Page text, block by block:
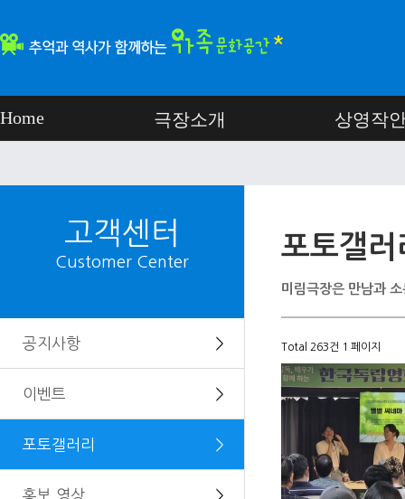
Home 극장소개 상영작
고객센터
Customer Center
공지사항 ＞
이벤트 ＞
포토갤러리 ＞
홍보 영상 ＞
포토갤러
미림극장은 만남과
Total 263건 1 페이지